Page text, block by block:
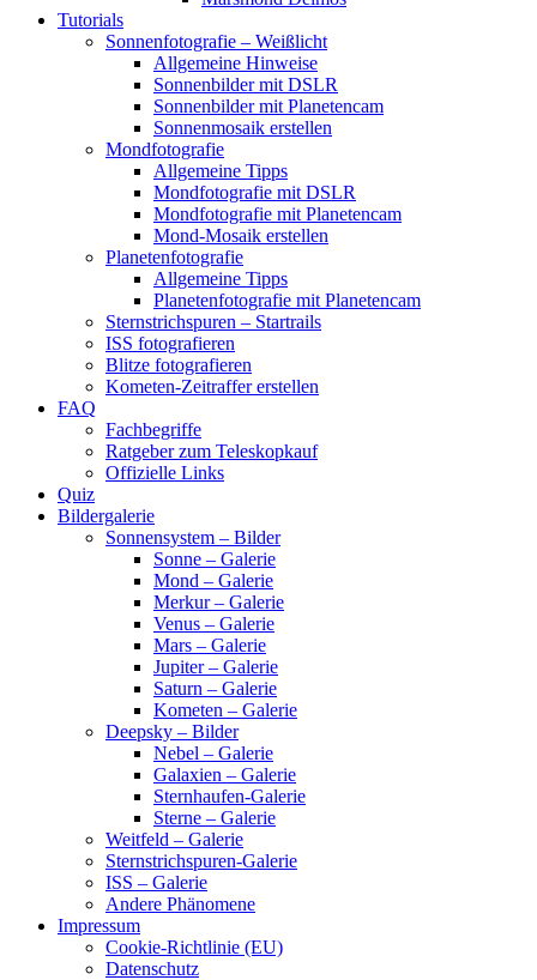
Tutorials
Sonnenfotografie – Weißlicht
Allgemeine Hinweise
Sonnenbilder mit DSLR
Sonnenbilder mit Planetencam
Sonnenmosaik erstellen
Mondfotografie
Allgemeine Tipps
Mondfotografie mit DSLR
Mondfotografie mit Planetencam
Mond-Mosaik erstellen
Planetenfotografie
Allgemeine Tipps
Planetenfotografie mit Planetencam
Sternstrichspuren – Startrails
ISS fotografieren
Blitze fotografieren
Kometen-Zeitraffer erstellen
FAQ
Fachbegriffe
Ratgeber zum Teleskopkauf
Offizielle Links
Quiz
Bildergalerie
Sonnensystem – Bilder
Sonne – Galerie
Mond – Galerie
Merkur – Galerie
Venus – Galerie
Mars – Galerie
Jupiter – Galerie
Saturn – Galerie
Kometen – Galerie
Deepsky – Bilder
Nebel – Galerie
Galaxien – Galerie
Sternhaufen-Galerie
Sterne – Galerie
Weitfeld – Galerie
Sternstrichspuren-Galerie
ISS – Galerie
Andere Phänomene
Impressum
Cookie-Richtlinie (EU)
Datenschutz